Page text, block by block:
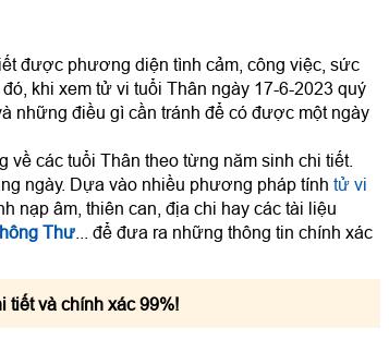
được phương diện tình cảm, công việc, sức
khi xem tử vi tuổi Thân ngày 17-6-2023 quý
những điều gì cần tránh để có được một ngày
các tuổi Thân theo từng năm sinh chi tiết.
ngày. Dựa vào nhiều phương pháp tính tử vi
nạp âm, thiên can, địa chi hay các tài liệu
Thư... để đưa ra những thông tin chính xác
tiết và chính xác 99%!